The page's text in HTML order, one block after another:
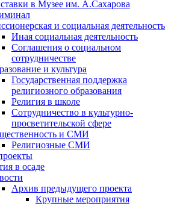
в Музее им. А.Сахарова
и социальная деятельность
Иная социальная деятельность
Соглашения о социальном
сотрудничестве
и культура
Государственная поддержка
религиозного образования
Религия в школе
Сотрудничество в культурно-
просветительской сфере
и СМИ
Религиозные СМИ
в осаде
Архив предыдущего проекта
Крупные мероприятия